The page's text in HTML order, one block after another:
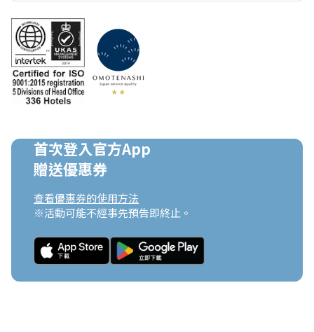
首次登入官方App
贈送優惠券
查看優惠券的使用方法
※活動可能不經事先預告即終止。